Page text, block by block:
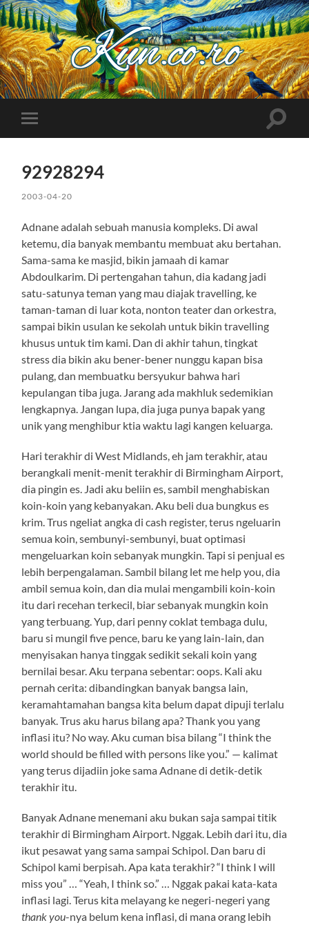
Kuncoro++
Toggle
mobile
Toggle
92928294
2003-04-20
Adnane adalah sebuah manusia kompleks. Di awal
ketemu, dia banyak membantu membuat aku bertahan.
Sama-sama ke masjid, bikin jamaah di kamar
Abdoulkarim. Di pertengahan tahun, dia kadang jadi
satu-satunya teman yang mau diajak travelling, ke
taman-taman di luar kota, nonton teater dan orkestra,
sampai bikin usulan ke sekolah untuk bikin travelling
khusus untuk tim kami. Dan di akhir tahun, tingkat
stress dia bikin aku bener-bener nunggu kapan bisa
pulang, dan membuatku bersyukur bahwa hari
kepulangan tiba juga. Jarang ada makhluk sedemikian
lengkapnya. Jangan lupa, dia juga punya bapak yang
unik yang menghibur ktia waktu lagi kangen keluarga.
Hari terakhir di West Midlands, eh jam terakhir, atau
berangkali menit-menit terakhir di Birmingham Airport,
dia pingin es. Jadi aku beliin es, sambil menghabiskan
koin-koin yang kebanyakan. Aku beli dua bungkus es
krim. Trus ngeliat angka di cash register, terus ngeluarin
semua koin, sembunyi-sembunyi, buat optimasi
mengeluarkan koin sebanyak mungkin. Tapi si penjual es
lebih berpengalaman. Sambil bilang let me help you, dia
ambil semua koin, dan dia mulai mengambili koin-koin
itu dari recehan terkecil, biar sebanyak mungkin koin
yang terbuang. Yup, dari penny coklat tembaga dulu,
baru si mungil five pence, baru ke yang lain-lain, dan
menyisakan hanya tinggak sedikit sekali koin yang
bernilai besar. Aku terpana sebentar: oops. Kali aku
pernah cerita: dibandingkan banyak bangsa lain,
keramahtamahan bangsa kita belum dapat dipuji terlalu
banyak. Trus aku harus bilang apa? Thank you yang
inflasi itu? No way. Aku cuman bisa bilang “I think the
world should be filled with persons like you.” — kalimat
yang terus dijadiin joke sama Adnane di detik-detik
terakhir itu.
Banyak Adnane menemani aku bukan saja sampai titik
terakhir di Birmingham Airport. Nggak. Lebih dari itu, dia
ikut pesawat yang sama sampai Schipol. Dan baru di
Schipol kami berpisah. Apa kata terakhir? “I think I will
miss you” … “Yeah, I think so.” … Nggak pakai kata-kata
inflasi lagi. Terus kita melayang ke negeri-negeri yang
thank you-nya belum kena inflasi, di mana orang lebih